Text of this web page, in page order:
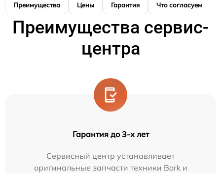
Преимущества Цены Гарантия Что согласуем
Преимущества сервис-
центра
Гарантия до 3-х лет
Сервисный центр устанавливает
оригинальные запчасти техники Bork и